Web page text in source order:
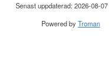
Senast uppdaterad: 2026-08-07
Powered byTroman